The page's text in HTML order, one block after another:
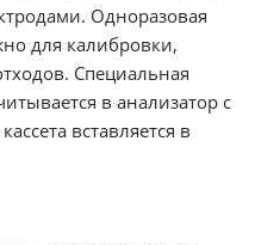
Одноразовая
для калибровки,
Специальная
в анализатор с
вставляется в